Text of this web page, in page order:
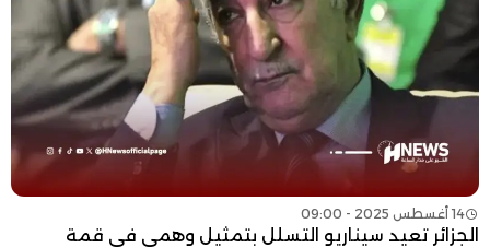
14 أغسطس 2025 - 09:00
الجزائر تعيد سيناريو التسلل بتمثيل وهمي في قمة